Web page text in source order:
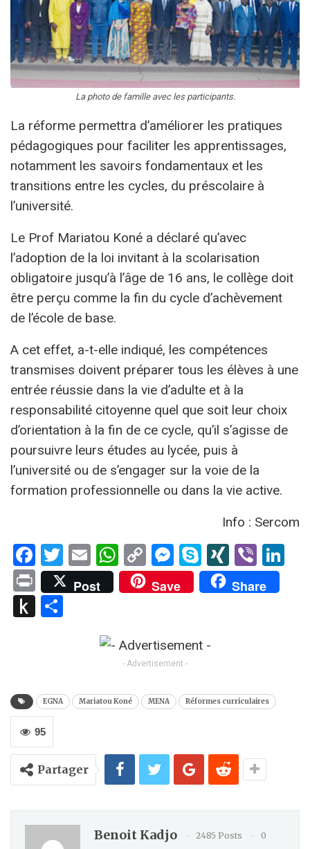
La photo de famille avec les participants.
La réforme permettra d’améliorer les pratiques
pédagogiques pour faciliter les apprentissages,
notamment les savoirs fondamentaux et les
transitions entre les cycles, du préscolaire à
l’université.
Le Prof Mariatou Koné a déclaré qu’avec
l’adoption de la loi invitant à la scolarisation
obligatoire jusqu’à l’âge de 16 ans, le collège doit
être perçu comme la fin du cycle d’achèvement
de l’école de base.
A cet effet, a-t-elle indiqué, les compétences
transmises doivent préparer tous les élèves à une
entrée réussie dans la vie d’adulte et à la
responsabilité citoyenne quel que soit leur choix
d’orientation à la fin de ce cycle, qu’il s’agisse de
poursuivre leurs études au lycée, puis à
l’université ou de s’engager sur la voie de la
formation professionnelle ou dans la vie active.
Info : Sercom
Facebook
Twitter
EmailWhatsApp
Copy
Link
Messenger
SkypeXING
Viber
PrintPost Save Share
Push
- Advertisement -
EGNA Mariatou Koné MENA Réformes curriculaires
95
Partager
Benoit Kadjo 2485 Posts
0